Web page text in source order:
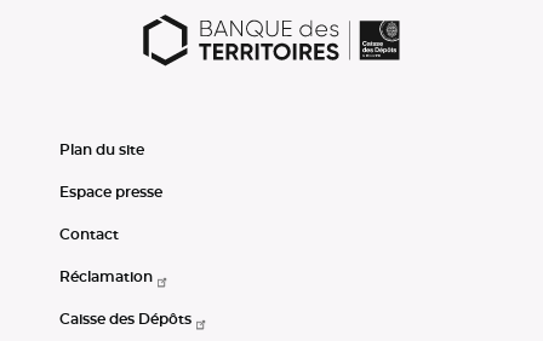
Plan du site
Espace presse
Contact
Réclamation
Caisse des Dépôts